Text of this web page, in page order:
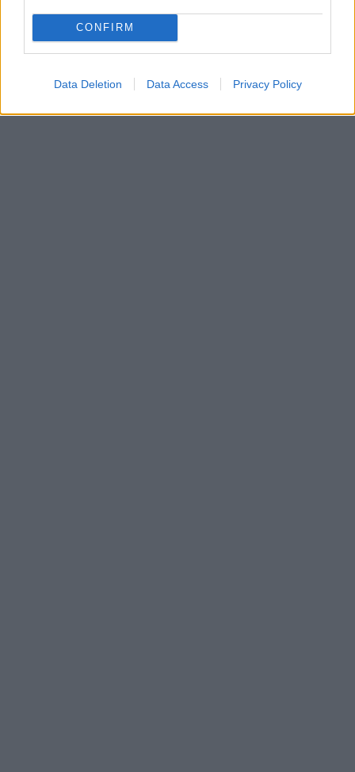
CONFIRM
Data Deletion Data Access Privacy Policy